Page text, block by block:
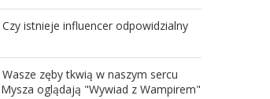
istnieje influencer odpowidzialny
zęby tkwią w naszym sercu
oglądają "Wywiad z Wampirem"